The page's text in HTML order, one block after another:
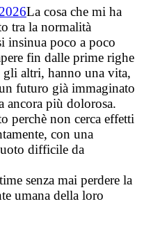
La cosa che mi ha
tra la normalità
insinua poco a poco
fin dalle prime righe
altri, hanno una vita,
futuro già immaginato
ancora più dolorosa.
perchè non cerca effetti
con una
difficile da
senza mai perdere la
umana della loro